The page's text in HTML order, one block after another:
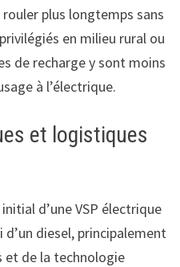
plus longtemps sans
en milieu rural ou
de recharge y sont moins
à l’électrique.
et logistiques
d’une VSP électrique
diesel, principalement
et de la technologie